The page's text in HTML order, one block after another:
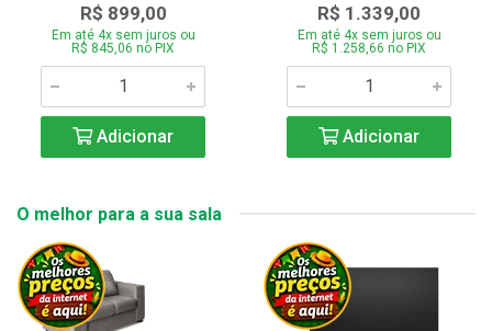
R$ 899,00
Em até 4x sem juros ou
R$ 845,06 no PIX
Adicionar
R$ 1.339,00
Em até 4x sem juros ou
R$ 1.258,66 no PIX
Adicionar
O melhor para a sua sala